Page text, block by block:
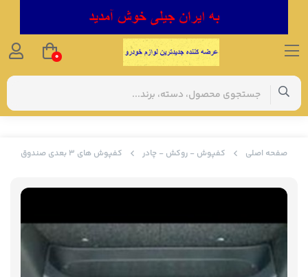
صفحه اصلی کفپوش - روکش - چادر کفپوش های 3 بعدی صندوق وارداتی
0